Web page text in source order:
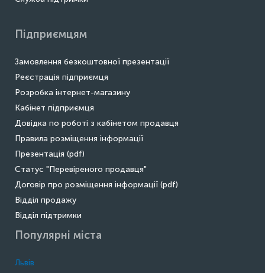
Підприємцям
Замовлення безкоштовної презентації
Реєстрація підприємця
Розробка інтернет-магазину
Кабінет підприємця
Довідка по роботі з кабінетом продавця
Правила розміщення інформації
Презентація (pdf)
Статус "Перевіреного продавця"
Договір про розміщення інформації (pdf)
Відділ продажу
Відділ підтримки
Популярні міста
Львів